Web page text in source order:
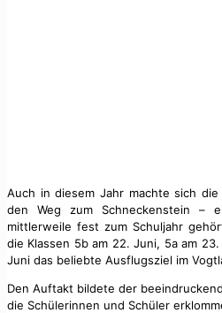
Auch in diesem Jahr machte sich
den Weg zum Schneckenstein –
mittlerweile fest zum Schuljahr
die Klassen 5b am 22. Juni, 5a am
Juni das beliebte Ausflugsziel im
Den Auftakt bildete der
die Schülerinnen und Schüler